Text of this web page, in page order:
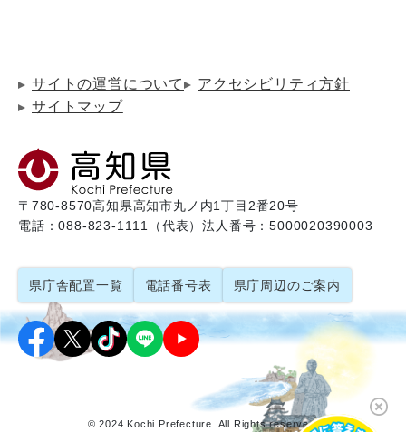
サイトの運営について
アクセシビリティ方針
サイトマップ
〒780-8570高知県高知市丸ノ内1丁目2番20号
電話：088-823-1111（代表）法人番号：5000020390003
県庁舎配置一覧 電話番号表 県庁周辺のご案内
© 2024 Kochi Prefecture. All Rights reserved.